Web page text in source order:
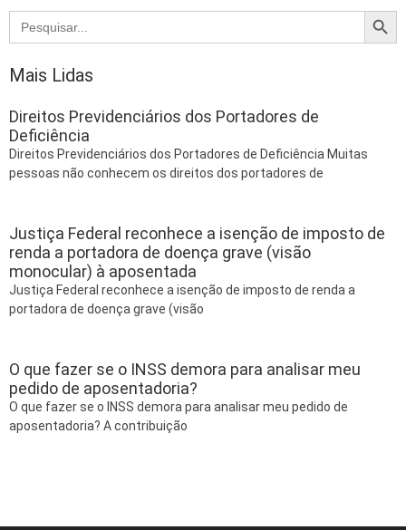
Search
for:
Mais Lidas
Direitos Previdenciários dos Portadores de
Deficiência
Direitos Previdenciários dos Portadores de Deficiência Muitas
pessoas não conhecem os direitos dos portadores de
Justiça Federal reconhece a isenção de imposto de
renda a portadora de doença grave (visão
monocular) à aposentada
Justiça Federal reconhece a isenção de imposto de renda a
portadora de doença grave (visão
O que fazer se o INSS demora para analisar meu
pedido de aposentadoria?
O que fazer se o INSS demora para analisar meu pedido de
aposentadoria? A contribuição